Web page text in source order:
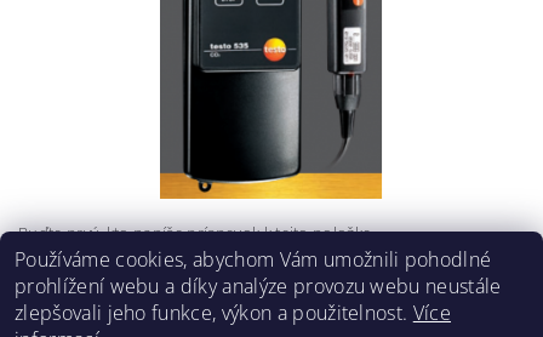
Buďte prvý, kto napíše príspevok k tejto položke.
Pridať komentár
Používáme cookies, abychom Vám umožnili pohodlné
prohlížení webu a díky analýze provozu webu neustále
zlepšovali jeho funkce, výkon a použitelnost. Více